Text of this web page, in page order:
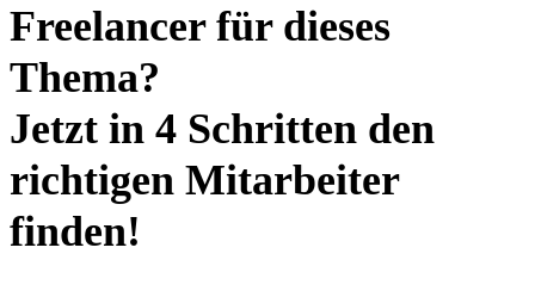
Freelancer für dieses
Thema?
Jetzt in 4 Schritten den
richtigen Mitarbeiter
finden!